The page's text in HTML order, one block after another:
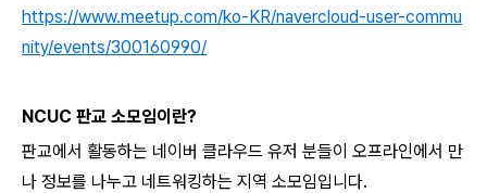
https://www.meetup.com/ko-KR/navercloud-user-commu
nity/events/300160990/
NCUC 판교 소모임이란?
판교에서 활동하는 네이버 클라우드 유저 분들이 오프라인에서 만
나 정보를 나누고 네트워킹하는 지역 소모임입니다.